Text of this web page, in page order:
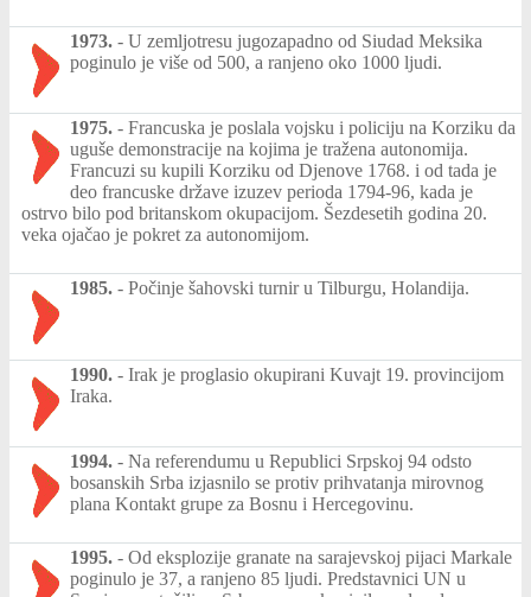
1973. - U zemljotresu jugozapadno od Siudad Meksika
poginulo je više od 500, a ranjeno oko 1000 ljudi.
1975. - Francuska je poslala vojsku i policiju na Korziku da
uguše demonstracije na kojima je tražena autonomija.
Francuzi su kupili Korziku od Djenove 1768. i od tada je
deo francuske države izuzev perioda 1794-96, kada je
ostrvo bilo pod britanskom okupacijom. Šezdesetih godina 20.
veka ojačao je pokret za autonomijom.
1985. - Počinje šahovski turnir u Tilburgu, Holandija.
1990. - Irak je proglasio okupirani Kuvajt 19. provincijom
Iraka.
1994. - Na referendumu u Republici Srpskoj 94 odsto
bosanskih Srba izjasnilo se protiv prihvatanja mirovnog
plana Kontakt grupe za Bosnu i Hercegovinu.
1995. - Od eksplozije granate na sarajevskoj pijaci Markale
poginulo je 37, a ranjeno 85 ljudi. Predstavnici UN u